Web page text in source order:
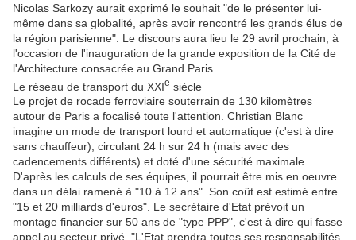
Nicolas Sarkozy aurait exprimé le souhait "de le présenter lui-
même dans sa globalité, après avoir rencontré les grands élus de
la région parisienne". Le discours aura lieu le 29 avril prochain, à
l'occasion de l'inauguration de la grande exposition de la Cité de
l'Architecture consacrée au Grand Paris.
Le réseau de transport du XXIe siècle
Le projet de rocade ferroviaire souterrain de 130 kilomètres
autour de Paris a focalisé toute l'attention. Christian Blanc
imagine un mode de transport lourd et automatique (c'est à dire
sans chauffeur), circulant 24 h sur 24 h (mais avec des
cadencements différents) et doté d'une sécurité maximale.
D'après les calculs de ses équipes, il pourrait être mis en oeuvre
dans un délai ramené à "10 à 12 ans". Son coût est estimé entre
"15 et 20 milliards d'euros". Le secrétaire d'Etat prévoit un
montage financier sur 50 ans de "type PPP", c'est à dire qui fasse
appel au secteur privé. "L'Etat prendra toutes ses responsabilités,